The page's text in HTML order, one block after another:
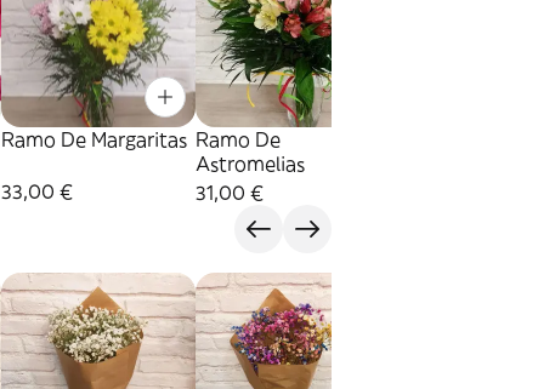
Ramo De Margaritas
33,00 €
Ramo De
Astromelias
31,00 €